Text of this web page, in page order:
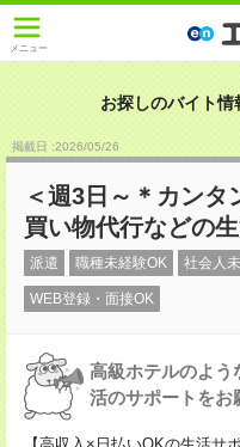
メニュー
お探しのバイト情
掲載日 :2026/05/26
＜週3日～＊カン
買い物代行などの
派遣 職種未経験OK 社会人
WEB登録・面接OK
高級ホテルのよう
活のサポートをお